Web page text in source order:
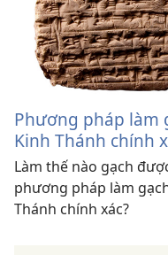
Phương pháp làm
Kinh Thánh chính
Làm thế nào gạch
phương pháp làm
Thánh chính xác?